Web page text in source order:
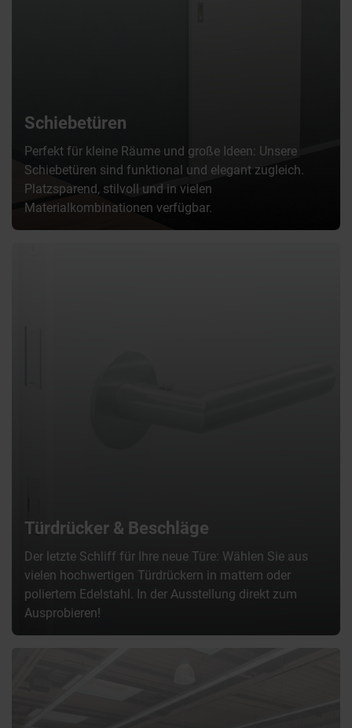
Schiebetüren
Perfekt für kleine Räume und große Ideen: Unsere
Schiebetüren sind funktional und elegant zugleich.
Platzsparend, stilvoll und in vielen
Materialkombinationen verfügbar.
Türdrücker & Beschläge
Der letzte Schliff für Ihre neue Türe: Wählen Sie aus
vielen hochwertigen Türdrückern in mattem oder
poliertem Edelstahl. In der Ausstellung direkt zum
Ausprobieren!